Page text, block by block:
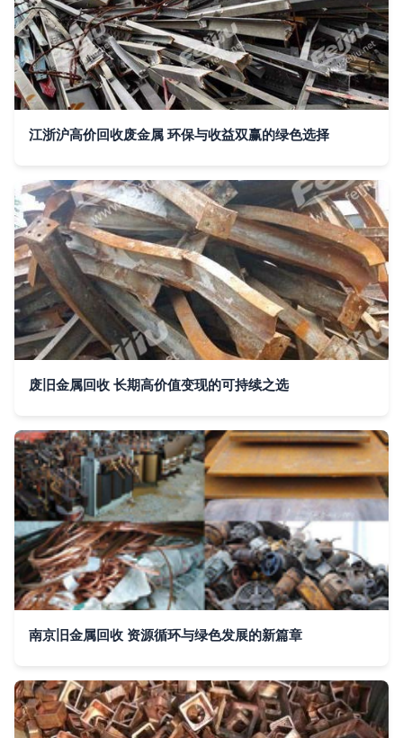
江浙沪高价回收废金属 环保与收益双赢的绿色选择
废旧金属回收 长期高价值变现的可持续之选
南京旧金属回收 资源循环与绿色发展的新篇章